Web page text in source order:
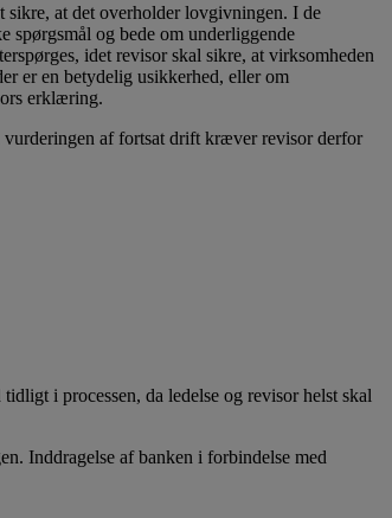
sikre, at det overholder lovgivningen. I de
og bede om underliggende
idet revisor skal sikre, at virksomheden
er en betydelig usikkerhed, eller om
erklæring.
af fortsat drift kræver revisor derfor
i processen, da ledelse og revisor helst skal
Inddragelse af banken i forbindelse med